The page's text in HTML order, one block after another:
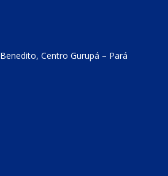
Centro Gurupá – Pará